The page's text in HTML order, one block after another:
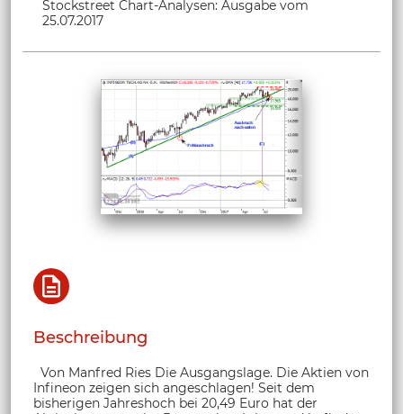
Stockstreet Chart-Analysen: Ausgabe vom
25.07.2017
Beschreibung
Von Manfred Ries Die Ausgangslage. Die Aktien von
Infineon zeigen sich angeschlagen! Seit dem
bisherigen Jahreshoch bei 20,49 Euro hat der